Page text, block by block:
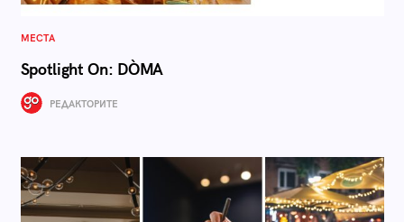
МЕСТА
Spotlight On: DÒMA
РЕДАКТОРИТЕ